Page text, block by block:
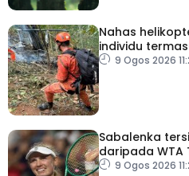
Nahas
individu
pelancong
9 Ogos 2026
Sabalenka
daripada WTA
Masters
9 Ogos 2026